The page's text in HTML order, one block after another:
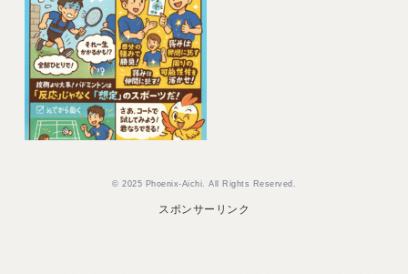
© 2025 Phoenix-Aichi. All Rights Reserved.
スポンサーリンク